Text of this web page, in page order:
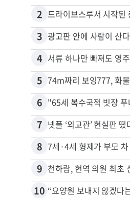
2
3
4
5
6
7
8
9
10